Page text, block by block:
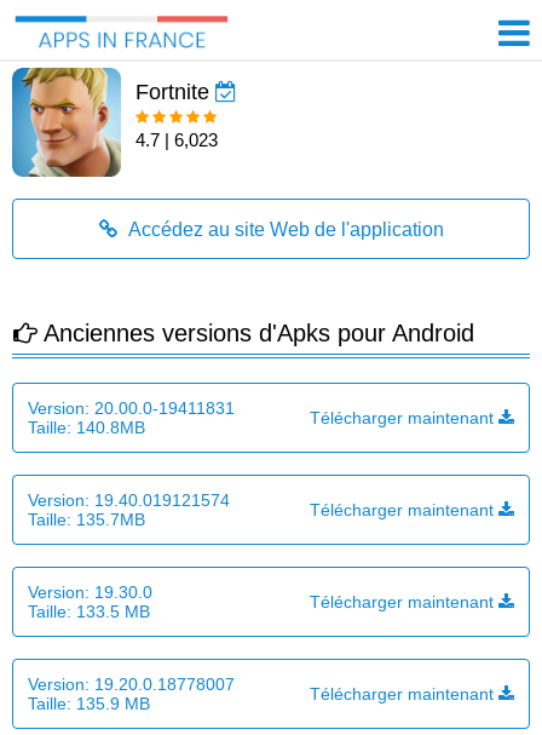
Fortnite
4.7 | 6,023
Accédez au site Web de l'application
Anciennes versions d'Apks pour Android
Version: 20.00.0-19411831
Taille: 140.8MB Télécharger maintenant
Version: 19.40.019121574
Taille: 135.7MB Télécharger maintenant
Version: 19.30.0
Taille: 133.5 MB Télécharger maintenant
Version: 19.20.0.18778007
Taille: 135.9 MB Télécharger maintenant